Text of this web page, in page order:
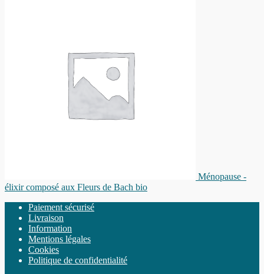
Ménopause -
élixir composé aux Fleurs de Bach bio
Paiement sécurisé
Livraison
Information
Mentions légales
Cookies
Politique de confidentialité